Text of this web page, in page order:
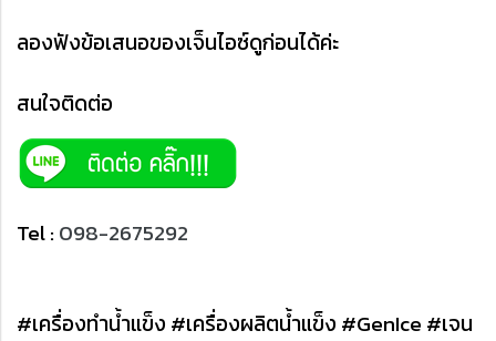
ลองฟังข้อเสนอของเจ็นไอซ์ดูก่อนได้ค่ะ
สนใจติดต่อ
Tel :098-2675292
#เครื่องทำน้ำแข็ง #เครื่องผลิตน้ำแข็ง #GenIce #เจน